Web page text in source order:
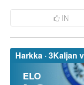
IN
Harkka ·3Kaljan
ELO